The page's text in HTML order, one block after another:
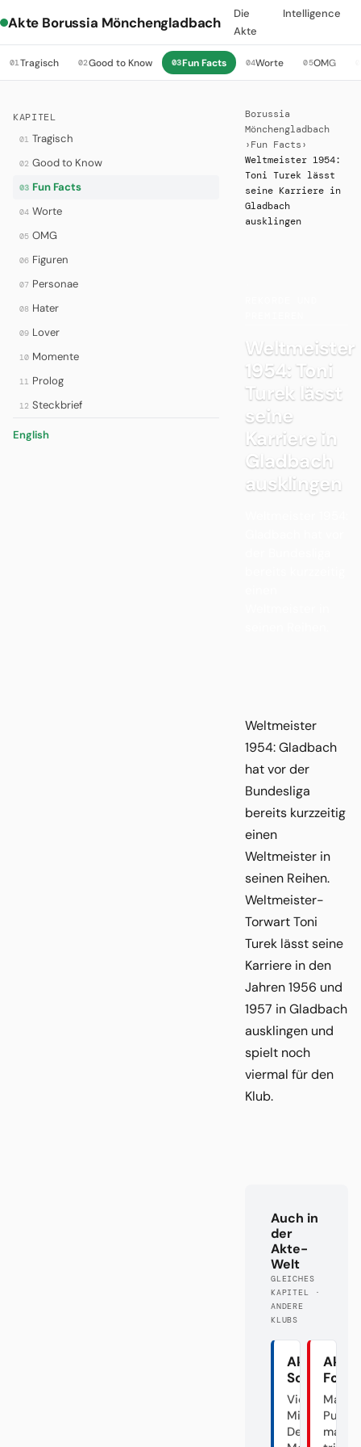
Akte Borussia Mönchengladbach
Die
Akte
Intelligence
01Tragisch 02Good to Know 03Fun Facts 04Worte 05OMG
KAPITEL
01 Tragisch
02 Good to Know
03 Fun Facts
04 Worte
05 OMG
06 Figuren
07 Personae
08 Hater
09 Lover
10 Momente
11 Prolog
12 Steckbrief
English
Borussia
Mönchengladbach
› Fun Facts ›
Weltmeister 1954:
Toni Turek lässt
seine Karriere in
Gladbach
ausklingen
Weltmeister
1954: Toni
Turek lässt
seine
Karriere in
Gladbach
ausklingen
Weltmeister
1954: Gladbach
hat vor der
Bundesliga
bereits kurzzeitig
einen
Weltmeister in
seinen Reihen.
Weltmeister-
Torwart Toni
Turek lässt seine
Karriere in den
Jahren 1956 und
1957 in Gladbach
ausklingen und
spielt noch
viermal für den
Klub.
Auch in
der
Akte-
Welt
GLEICHES
KAPITEL ·
ANDERE
KLUBS
Akte
Schalke
Vier
Minuten
Deutscher
Akte
Mal
Punk,
mal